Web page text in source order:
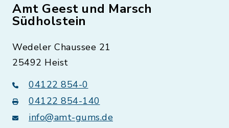
Amt Geest und Marsch
Südholstein
Wedeler Chaussee 21
25492 Heist
04122 854-0
04122 854-140
info@amt-gums.de